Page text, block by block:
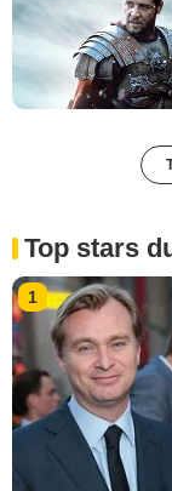
Top stars
1